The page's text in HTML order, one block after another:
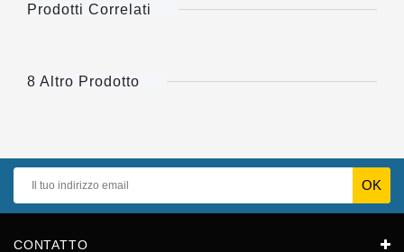
Prodotti Correlati
8 Altro Prodotto
CONTATTO